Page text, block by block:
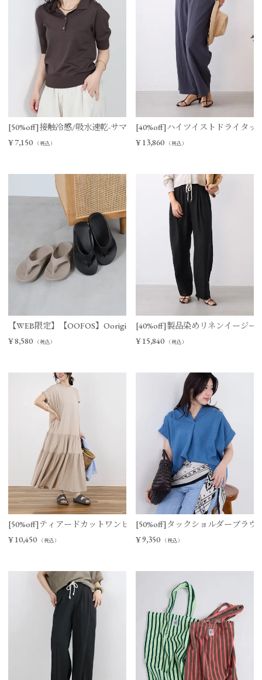
[50%off]接触冷感/吸水速乾-サマーポロニット
¥7,150 （税込）
[40%off]ハイツイストドライタッ
¥ 13,860 （税込）
【WEB限定】【OOFOS】Ooriginal リカバリーサンダル
¥8,580 （税込）
[40%off]製品染めリネンイージー
¥ 15,840 （税込）
[50%off]ティアードカットワンピース
¥ 10,450 （税込）
[50%off]タックショルダーブラウ
¥9,350 （税込）